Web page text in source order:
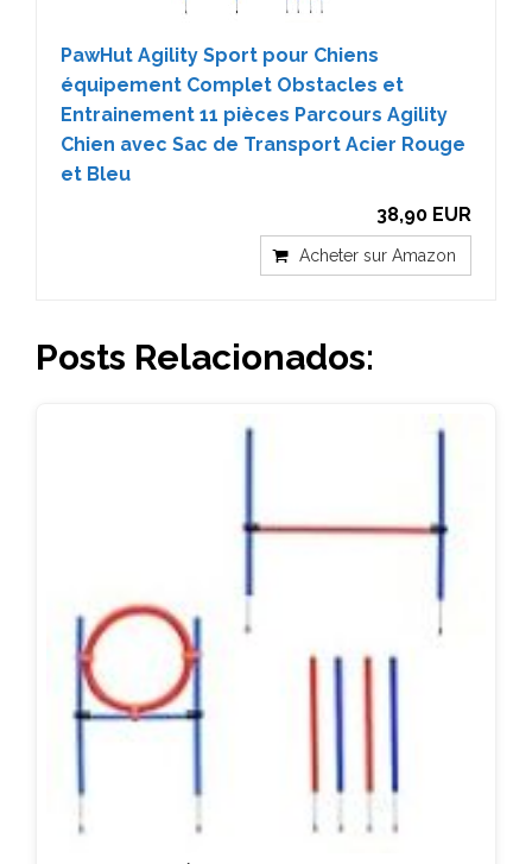
PawHut Agility Sport pour Chiens
équipement Complet Obstacles et
Entrainement 11 pièces Parcours Agility
Chien avec Sac de Transport Acier Rouge
et Bleu
38,90 EUR
Acheter sur Amazon
Posts Relacionados: